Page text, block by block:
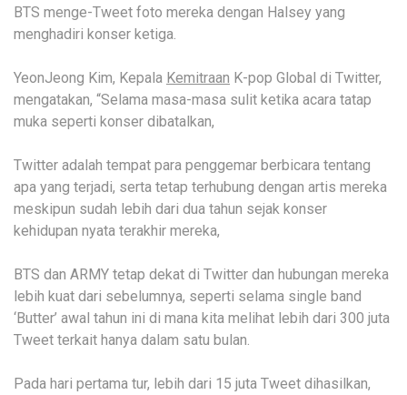
BTS menge-Tweet foto mereka dengan Halsey yang
menghadiri konser ketiga.
YeonJeong Kim, Kepala Kemitraan K-pop Global di Twitter,
mengatakan, “Selama masa-masa sulit ketika acara tatap
muka seperti konser dibatalkan,
Twitter adalah tempat para penggemar berbicara tentang
apa yang terjadi, serta tetap terhubung dengan artis mereka
meskipun sudah lebih dari dua tahun sejak konser
kehidupan nyata terakhir mereka,
BTS dan ARMY tetap dekat di Twitter dan hubungan mereka
lebih kuat dari sebelumnya, seperti selama single band
‘Butter’ awal tahun ini di mana kita melihat lebih dari 300 juta
Tweet terkait hanya dalam satu bulan.
Pada hari pertama tur, lebih dari 15 juta Tweet dihasilkan,